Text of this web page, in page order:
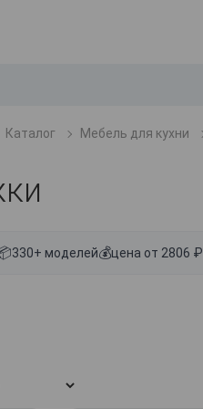
Каталог Мебель для кухни
330+ моделей💰цена от 2806 ₽